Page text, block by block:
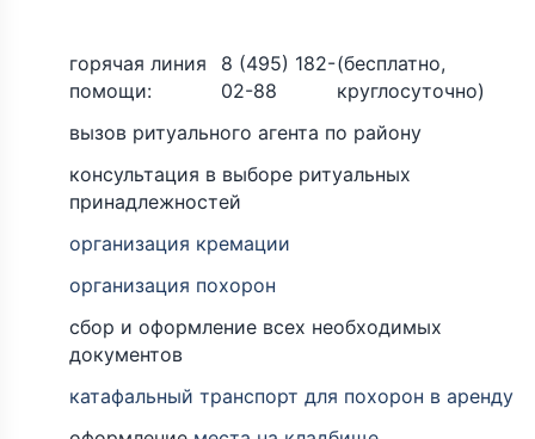
горячая линия
помощи:
8 (495) 182-
02-88
(бесплатно,
круглосуточно)
вызов ритуального агента по району
консультация в выборе ритуальных
принадлежностей
организация кремации
организация похорон
сбор и оформление всех необходимых
документов
катафальный транспорт для похорон в аренду